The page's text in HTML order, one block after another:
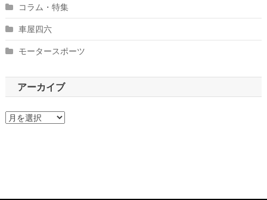
コラム・特集
車屋四六
モータースポーツ
アーカイブ
ア